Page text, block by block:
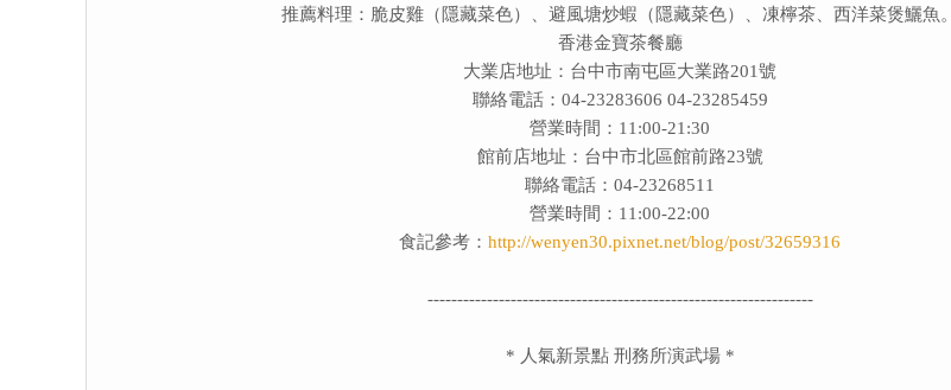
推薦料理：脆皮雞（隱藏菜色）、避風塘炒蝦（隱藏菜色）、凍檸茶、西洋菜煲鱺魚。
香港金寶茶餐廳
大業店地址：台中市南屯區大業路201號
聯絡電話：04-23283606 04-23285459
營業時間：11:00-21:30
館前店地址：台中市北區館前路23號
聯絡電話：04-23268511
營業時間：11:00-22:00
食記參考：http://wenyen30.pixnet.net/blog/post/32659316
-----------------------------------------------------------------
* 人氣新景點 刑務所演武場*